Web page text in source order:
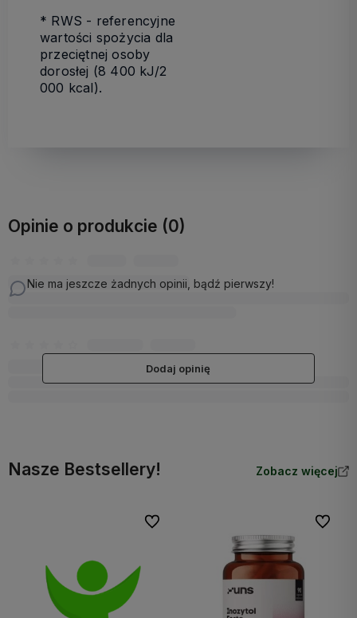
* RWS - referencyjne
wartości spożycia dla
przeciętnej osoby
dorosłej (8 400 kJ/2
000 kcal).
Opinie o produkcie (0)
Nie ma jeszcze żadnych opinii, bądź pierwszy!
Dodaj opinię
Nasze Bestsellery! Zobacz więcej
Do ulubionych Do